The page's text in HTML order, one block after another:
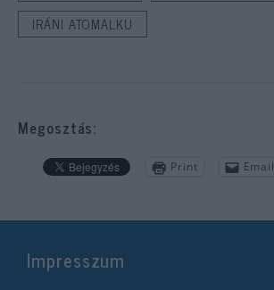
IRÁNI ATOMALKU
Megosztás:
Print Email
Impresszum